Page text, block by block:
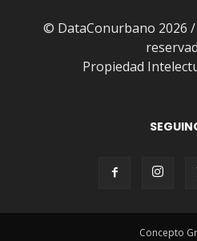
© DataConurbano 2026
Propiedad
Concepto